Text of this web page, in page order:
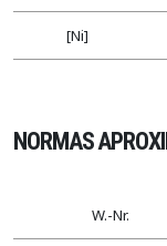
[Ni]
NORMAS
W.-Nr.